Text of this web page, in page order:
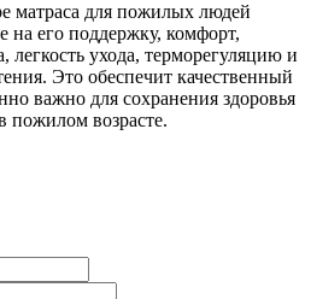
матраса для пожилых людей
на его поддержку, комфорт,
легкость ухода, терморегуляцию и
Это обеспечит качественный
важно для сохранения здоровья
пожилом возрасте.